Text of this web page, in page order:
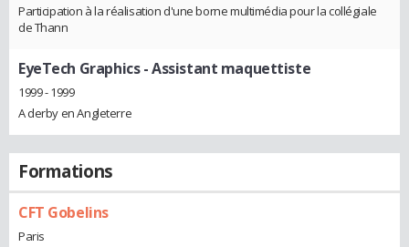
Participation à la réalisation d'une borne multimédia pour la collégiale
de Thann
EyeTech Graphics- Assistant maquettiste
1999 - 1999
A derby en Angleterre
Formations
CFT Gobelins
Paris